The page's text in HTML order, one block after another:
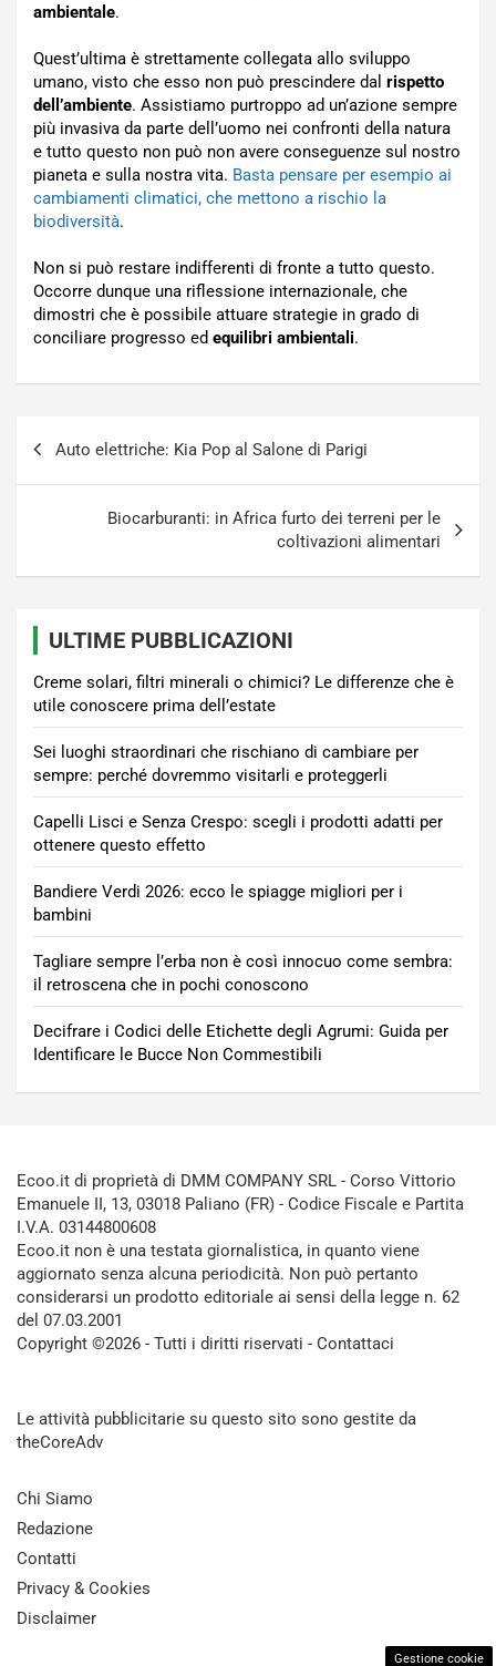
ambientale.
Quest’ultima è strettamente collegata allo sviluppo
umano, visto che esso non può prescindere dal rispetto
dell’ambiente. Assistiamo purtroppo ad un’azione sempre
più invasiva da parte dell’uomo nei confronti della natura
e tutto questo non può non avere conseguenze sul nostro
pianeta e sulla nostra vita. Basta pensare per esempio ai
cambiamenti climatici, che mettono a rischio la
biodiversità.
Non si può restare indifferenti di fronte a tutto questo.
Occorre dunque una riflessione internazionale, che
dimostri che è possibile attuare strategie in grado di
conciliare progresso ed equilibri ambientali.
Auto elettriche: Kia Pop al Salone di Parigi
Biocarburanti: in Africa furto dei terreni per le
coltivazioni alimentari
ULTIME PUBBLICAZIONI
Creme solari, filtri minerali o chimici? Le differenze che è
utile conoscere prima dell’estate
Sei luoghi straordinari che rischiano di cambiare per
sempre: perché dovremmo visitarli e proteggerli
Capelli Lisci e Senza Crespo: scegli i prodotti adatti per
ottenere questo effetto
Bandiere Verdi 2026: ecco le spiagge migliori per i
bambini
Tagliare sempre l’erba non è così innocuo come sembra:
il retroscena che in pochi conoscono
Decifrare i Codici delle Etichette degli Agrumi: Guida per
Identificare le Bucce Non Commestibili
Ecoo.it di proprietà di DMM COMPANY SRL - Corso Vittorio
Emanuele II, 13, 03018 Paliano (FR) - Codice Fiscale e Partita
I.V.A. 03144800608
Ecoo.it non è una testata giornalistica, in quanto viene
aggiornato senza alcuna periodicità. Non può pertanto
considerarsi un prodotto editoriale ai sensi della legge n. 62
del 07.03.2001
Copyright ©2026 - Tutti i diritti riservati - Contattaci
Le attività pubblicitarie su questo sito sono gestite da
theCoreAdv
Chi Siamo
Redazione
Contatti
Privacy & Cookies
Disclaimer
Gestione cookie